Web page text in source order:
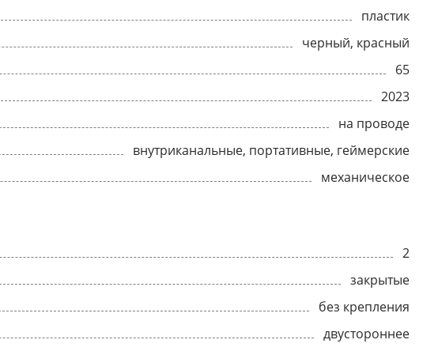
пластик
черный, красный
65
2023
на проводе
внутриканальные, портативные, геймерские
механическое
2
закрытые
без крепления
двустороннее